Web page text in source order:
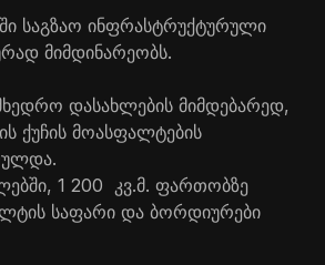
საგზაო ინფრასტრუქტურული
მიმდინარეობს.
დასახლების მიმდებარედ,
ქუჩის მოასფალტების
1 200 კვ.მ. ფართობზე
საფარი და ბორდიურები